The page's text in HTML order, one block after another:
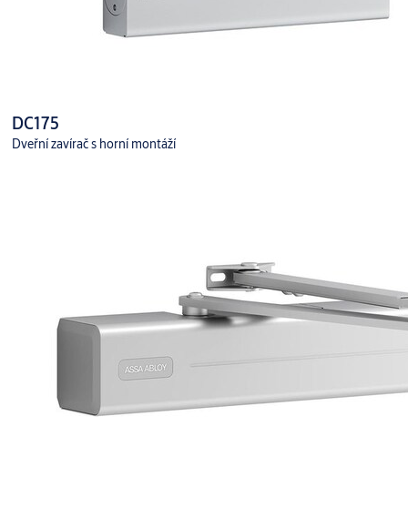
DC175
Dveřní zavírač s horní montáží